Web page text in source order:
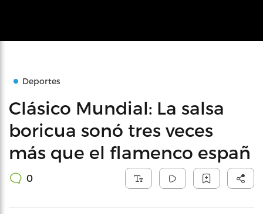
Deportes
Clásico Mundial: La salsa
boricua sonó tres veces
más que el flamenco españ
0